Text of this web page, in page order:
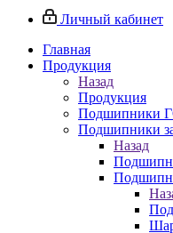
Личный кабинет
Главная
Продукция
Назад
Продукция
Подшипники
Подшипники
Назад